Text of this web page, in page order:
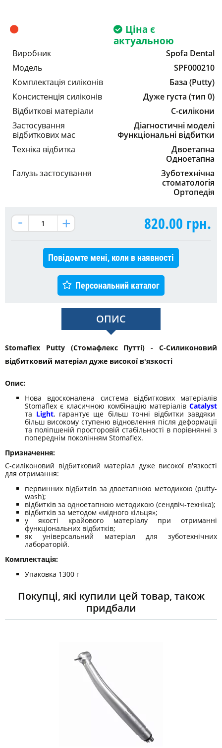
Ціна є
актуальною
Виробник
Spofa Dental
Модель
SPF000210
Комплектація силіконів
База (Putty)
Консистенція силіконів
Дуже густа (тип 0)
Відбиткові матеріали
С-силікони
Застосування
відбиткових мас
Діагностичні моделі
Функціональні відбитки
Техніка відбитка
Двоетапна
Одноетапна
Галузь застосування
Зуботехнічна
стоматологія
Ортопедія
820.00 грн.
Повідомте мені, коли в наявності
Персональний каталог
ОПИС
Stomaflex Putty (Стомафлекс Путті) - С-Силиконовий
відбитковий матеріал дуже високої в'язкості
Опис:
Нова вдосконалена система відбиткових матеріалів
Stomaflex є класичною комбінацію матеріалів Catalyst
та Light, гарантує ще більш точні відбитки завдяки
більш високому ступеню відновлення після деформації
та поліпшеній просторовій стабільності в порівнянні з
попереднім поколінням Stomaflex.
Призначення:
C-силіконовий відбитковий матеріал дуже високої в'язкості
для отримання:
первинних відбитків за двоетапною методикою (putty-
wash);
відбитків за одноетапною методикою (сендвіч-техніка);
відбитків за методом «мідного кільця»;
у якості крайового матеріалу при отриманні
функціональних відбитків;
як універсальний матеріал для зуботехнічних
лабораторій.
Комплектація:
Упаковка 1300 г
Покупці, які купили цей товар, також
придбали